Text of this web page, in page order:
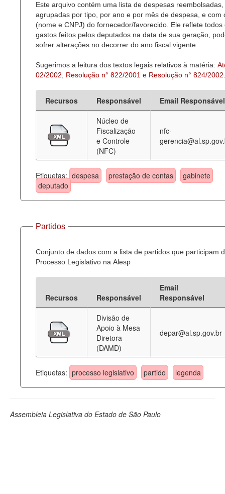
Este arquivo contém uma lista de despesas reembolsadas,
agrupadas por tipo, por ano e por mês de despesa, e com
(nome e CNPJ) do fornecedor/favorecido. Ele reflete todos
gastos feitos pelos deputados na data de sua geração,
sofrer alterações no decorrer do ano fiscal vigente.
Sugerimos a leitura dos textos legais relativos à matéria:
02/2002
Resolução n° 822/2001 e Resolução n° 824/2002
Recursos Responsável
Email Responsável
Núcleo de
Fiscalização
e Controle
(NFC)
nfc-
Etiquetas: despesa prestação de contas
gabinete
deputado
Partidos
Conjunto de dados com a lista de partidos que participam
Processo Legislativo na Alesp
Recursos Responsável
Email
Responsável
Divisão de
Apoio à Mesa
Diretora
(DAMD)
depar@al.sp.gov.br
Etiquetas: processo legislativo partido legenda
Assembleia Legislativa do Estado de São Paulo